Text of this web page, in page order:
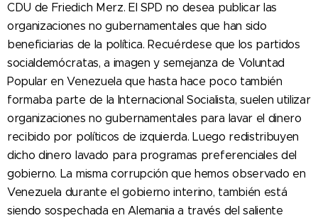
CDU de Friedich Merz. El SPD no desea publicar las
organizaciones no gubernamentales que han sido
beneficiarias de la política. Recuérdese que los partidos
socialdemócratas, a imagen y semejanza de Voluntad
Popular en Venezuela que hasta hace poco también
formaba parte de la Internacional Socialista, suelen utilizar
organizaciones no gubernamentales para lavar el dinero
recibido por políticos de izquierda. Luego redistribuyen
dicho dinero lavado para programas preferenciales del
gobierno. La misma corrupción que hemos observado en
Venezuela durante el gobierno interino, también está
siendo sospechada en Alemania a través del saliente